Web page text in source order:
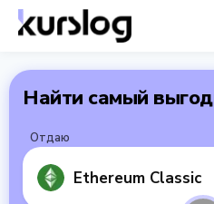
Найти самый
Отдаю
Ethereum Classic